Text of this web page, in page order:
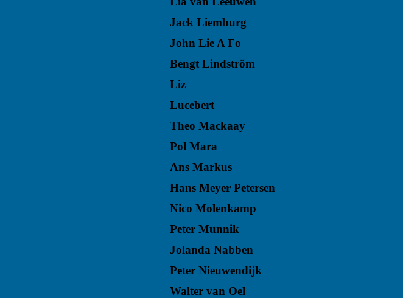
Jack Liemburg
John Lie A Fo
Bengt Lindström
Liz
Lucebert
Theo Mackaay
Pol Mara
Ans Markus
Hans Meyer Petersen
Nico Molenkamp
Peter Munnik
Jolanda Nabben
Peter Nieuwendijk
Walter van Oel